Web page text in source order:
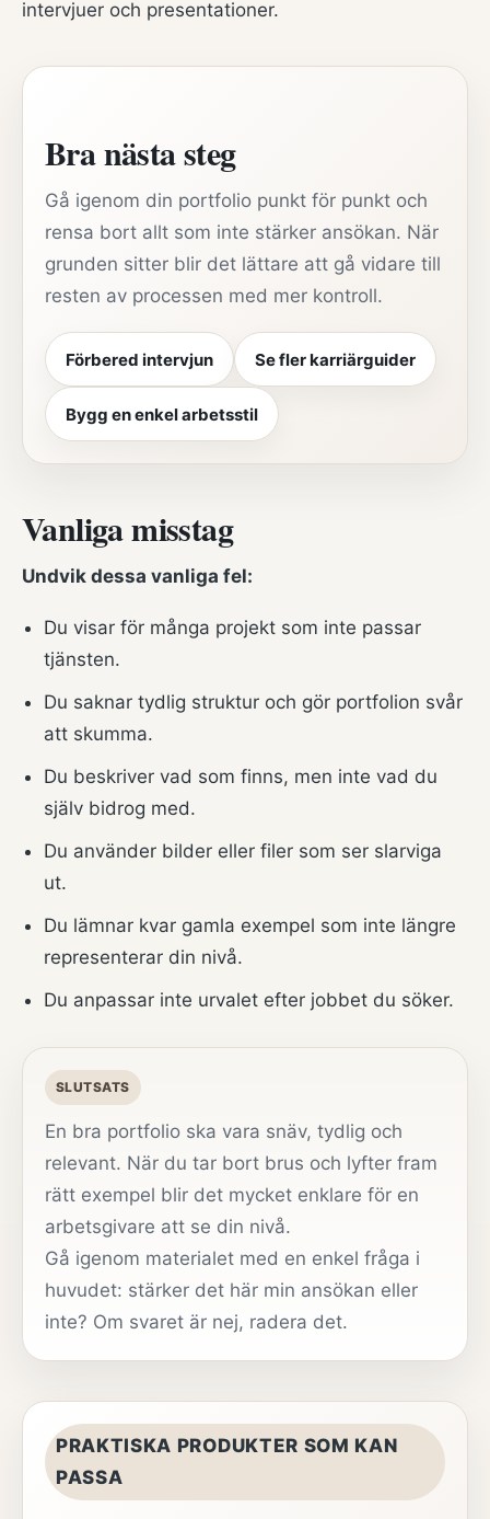
intervjuer och presentationer.
Bra nästa steg
Gå igenom din portfolio punkt för punkt och
rensa bort allt som inte stärker ansökan. När
grunden sitter blir det lättare att gå vidare till
resten av processen med mer kontroll.
Förbered intervjun Se fler karriärguider
Bygg en enkel arbetsstil
Vanliga misstag
Undvik dessa vanliga fel:
Du visar för många projekt som inte passar
tjänsten.
Du saknar tydlig struktur och gör portfolion svår
att skumma.
Du beskriver vad som finns, men inte vad du
själv bidrog med.
Du använder bilder eller filer som ser slarviga
ut.
Du lämnar kvar gamla exempel som inte längre
representerar din nivå.
Du anpassar inte urvalet efter jobbet du söker.
SLUTSATS
En bra portfolio ska vara snäv, tydlig och
relevant. När du tar bort brus och lyfter fram
rätt exempel blir det mycket enklare för en
arbetsgivare att se din nivå.
Gå igenom materialet med en enkel fråga i
huvudet: stärker det här min ansökan eller
inte? Om svaret är nej, radera det.
PRAKTISKA PRODUKTER SOM KAN
PASSA